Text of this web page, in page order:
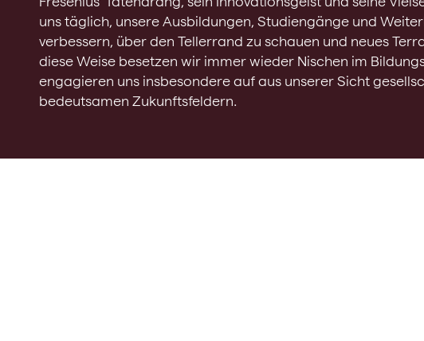
uns täglich, unsere Ausbildungen, Studiengänge und
verbessern, über den Tellerrand zu schauen und neues
diese Weise besetzen wir immer wieder Nischen im
engagieren uns insbesondere auf aus unserer Sicht
bedeutsamen Zukunftsfeldern.